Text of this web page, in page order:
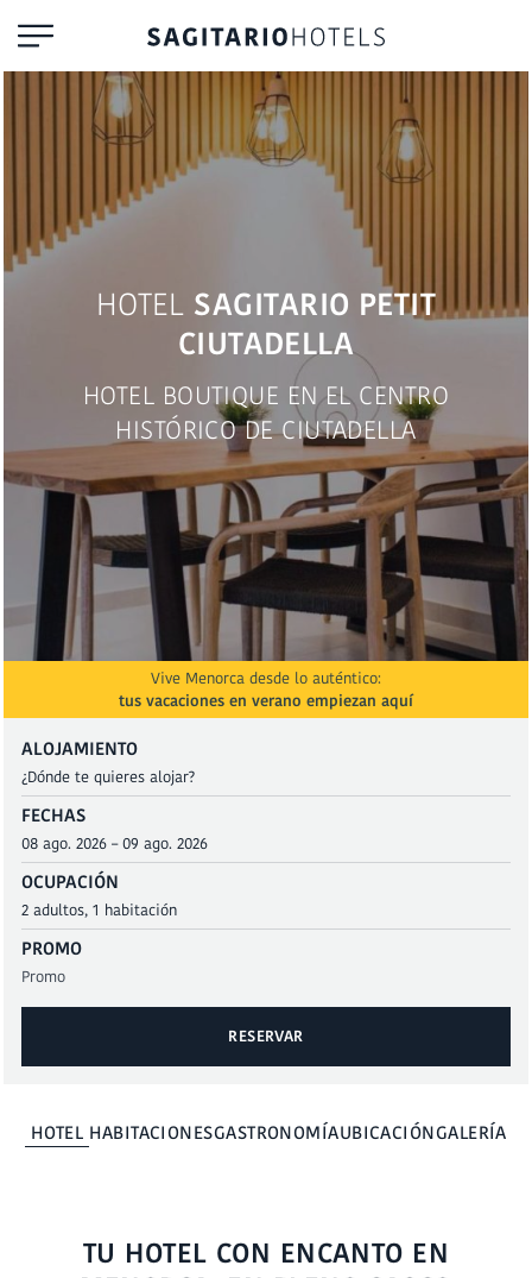
HOTEL SAGITARIO PETIT
CIUTADELLA
HOTEL BOUTIQUE EN EL CENTRO
HISTÓRICO DE CIUTADELLA
Vive Menorca desde lo auténtico:
tus vacaciones en verano empiezan aquí
ALOJAMIENTO
FECHAS
OCUPACIÓN
PROMO
RESERVAR
HOTEL HABITACIONESGASTRONOMÍAUBICACIÓNGALERÍA
TU HOTEL CON ENCANTO EN